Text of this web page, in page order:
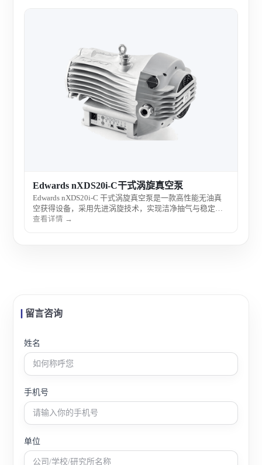
Edwards nXDS20i-C干式涡旋真空泵
Edwards nXDS20i-C 干式涡旋真空泵是一款高性能无油真
空获得设备，采用先进涡旋技术，实现洁净抽气与稳定运
行，具备低噪音、低维护和高可靠性特点，广泛应用于科
查看详情 →
留言咨询
姓名
手机号
单位